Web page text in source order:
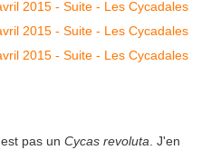
pas un Cycas revoluta . J'en